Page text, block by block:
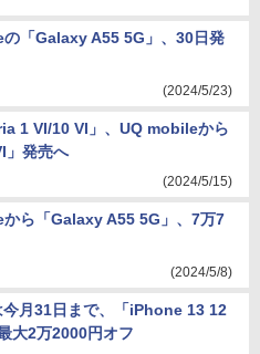
「Galaxy A55 5G」、30日発
(2024/5/23)
1 VI/10 VI」、UQ mobileから
」発売へ
(2024/5/15)
ら「Galaxy A55 5G」、7万7
(2024/5/8)
今月31日まで、「iPhone 13 12
大2万2000円オフ